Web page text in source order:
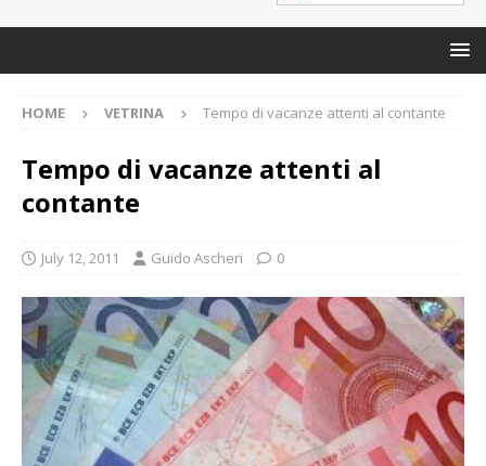
HOME VETRINA Tempo di vacanze attenti al contante
Tempo di vacanze attenti al
contante
July 12, 2011 Guido Ascheri 0